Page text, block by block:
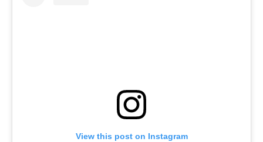
View this post on Instagram